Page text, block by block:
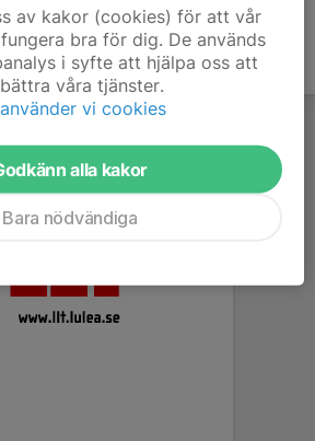
av kakor (cookies) för att vår
bra för dig. De används
i syfte att hjälpa oss att
våra tjänster.
vi cookies
alla kakor
Bara nödvändiga